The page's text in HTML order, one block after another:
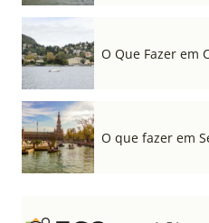
O Que Fazer em
O que fazer em